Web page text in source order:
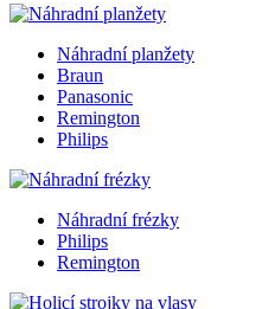
Náhradní planžety
Braun
Panasonic
Remington
Philips
Náhradní frézky
Philips
Remington